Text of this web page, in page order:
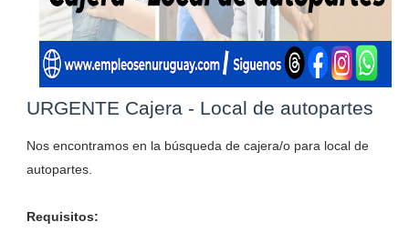
URGENTE Cajera - Local de autopartes
Nos encontramos en la búsqueda de cajera/o para local de
autopartes.
Requisitos: